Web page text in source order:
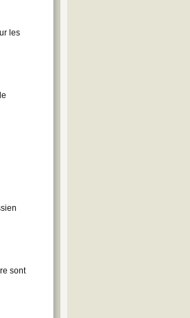
les
sont